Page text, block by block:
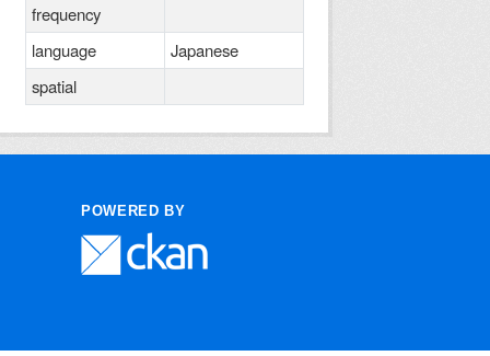
frequency
language
Japanese
spatial
POWERED BY